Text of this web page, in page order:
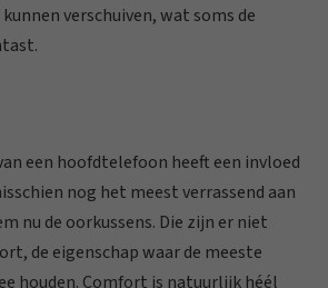
verschuiven, wat soms de
een hoofdtelefoon heeft een invloed
nog het meest verrassend aan
nu de oorkussens. Die zijn er niet
de eigenschap waar de meeste
houden. Comfort is natuurlijk héél